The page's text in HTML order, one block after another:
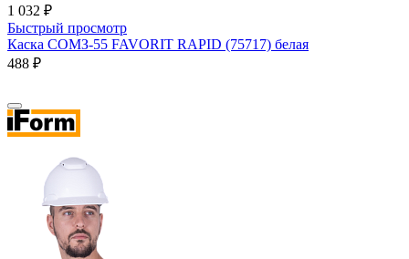
1 032 ₽
Быстрый просмотр
Каска СОМЗ-55 FAVORIT RAPID (75717) белая
488 ₽